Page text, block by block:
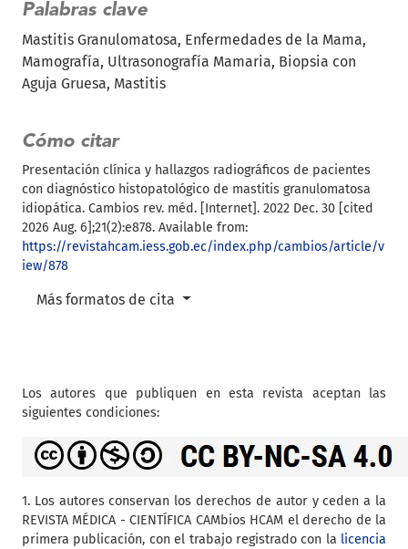
Palabras clave
Mastitis Granulomatosa Enfermedades de la Mama
Mamografía Ultrasonografía Mamaria Biopsia con
Aguja Gruesa Mastitis
Cómo citar
Presentación clínica y hallazgos radiográficos de pacientes
con diagnóstico histopatológico de mastitis granulomatosa
idiopática. Cambios rev. méd. [Internet]. 2022 Dec. 30 [cited
2026 Aug. 6];21(2):e878. Available from:
https://revistahcam.iess.gob.ec/index.php/cambios/article/v
iew/878
Más formatos de cita
Los autores que publiquen en esta revista aceptan las
siguientes condiciones:
1. Los autores conservan los derechos de autor y ceden a la
REVISTA MÉDICA - CIENTÍFICA CAMbios HCAM el derecho de la
primera publicación, con el trabajo registrado con la licencia